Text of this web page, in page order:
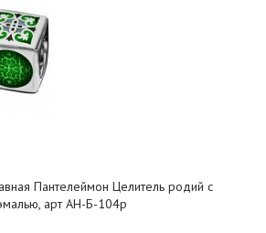
Пантелеймон Целитель родий с
арт АН-Б-104р